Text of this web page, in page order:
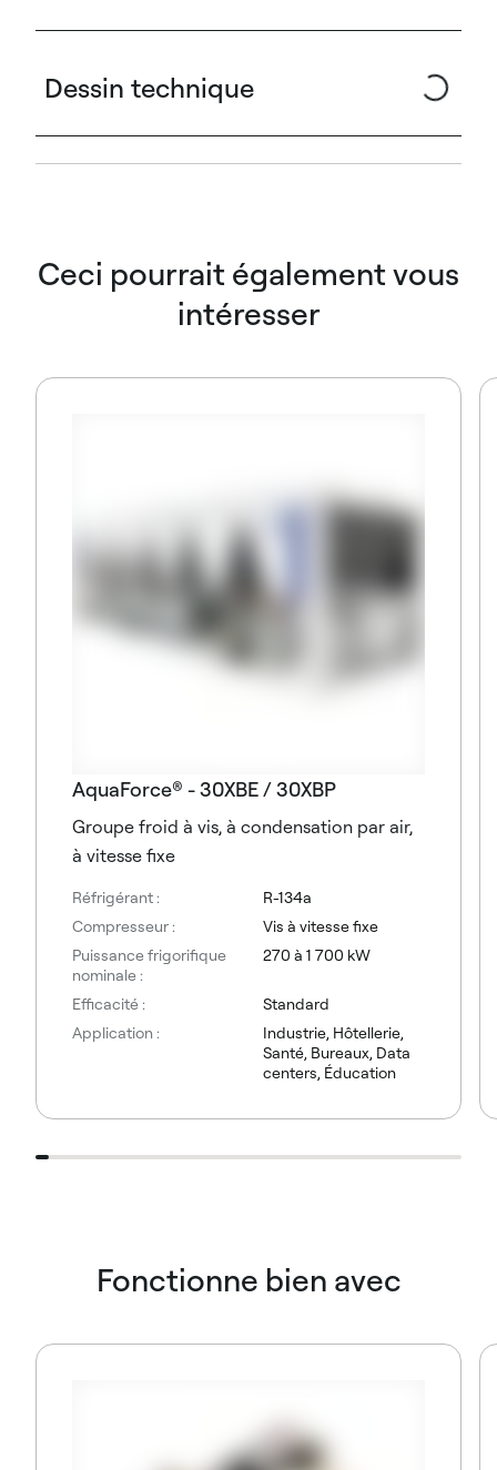
Dessin technique
Ceci pourrait également vous
intéresser
AquaForce® - 30XBE / 30XBP
Groupe froid à vis, à condensation par air,
à vitesse fixe
Réfrigérant :
R-134a
Compresseur :
Vis à vitesse fixe
Puissance frigorifique
nominale :
270 à 1 700 kW
Efficacité :
Standard
Application :
Industrie, Hôtellerie,
Santé, Bureaux, Data
centers, Éducation
Fonctionne bien avec